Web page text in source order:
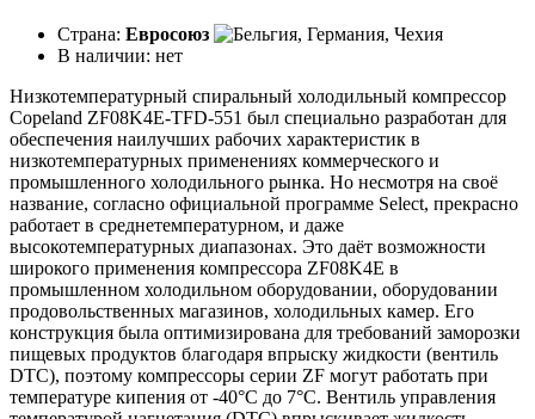
Страна: Евросоюз
В наличии: нет
Низкотемпературный спиральный холодильный компрессор
Copeland ZF08K4E-TFD-551 был специально разработан для
обеспечения наилучших рабочих характеристик в
низкотемпературных применениях коммерческого и
промышленного холодильного рынка. Но несмотря на своё
название, согласно официальной программе Select, прекрасно
работает в среднетемпературном, и даже
высокотемпературных диапазонах. Это даёт возможности
широкого применения компрессора ZF08K4E в
промышленном холодильном оборудовании, оборудовании
продовольственных магазинов, холодильных камер. Его
конструкция была оптимизирована для требований заморозки
пищевых продуктов благодаря впрыску жидкости (вентиль
DTC), поэтому компрессоры серии ZF могут работать при
температуре кипения от -40°C до 7°C. Вентиль управления